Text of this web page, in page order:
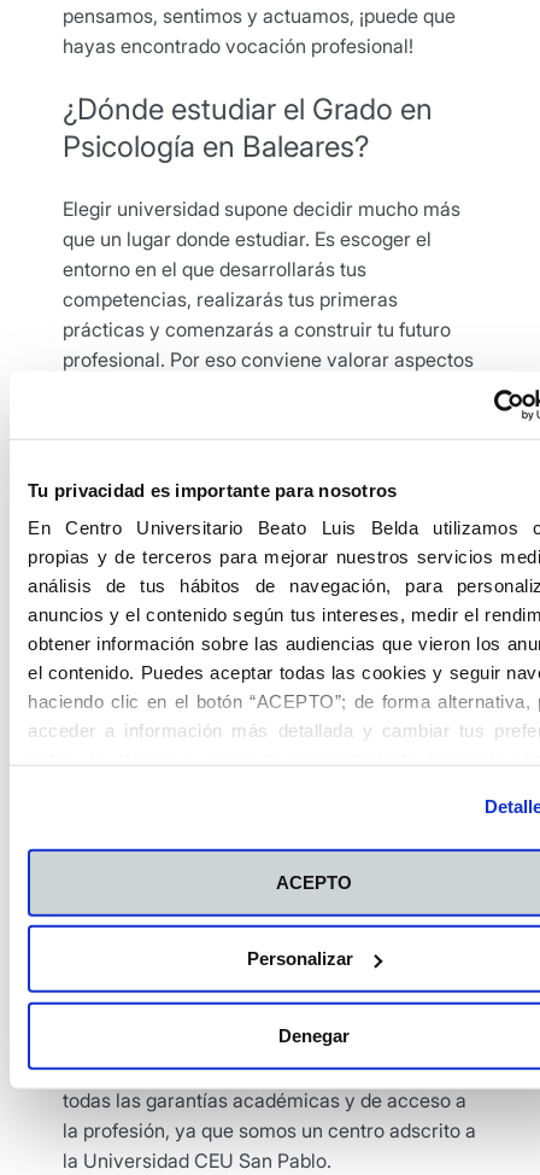
Tu privacidad es importante para nosotros
En Centro Universitario Beato Luis Belda utilizamos
propias y de terceros para mejorar nuestros servicios
análisis de tus hábitos de navegación, para
anuncios y el contenido según tus intereses, medir el
obtener información sobre las audiencias que vieron los
el contenido. Puedes aceptar todas las cookies y seguir
haciendo clic en el botón “ACEPTO”; de forma alternativa,
acceder a información más detallada y cambiar tus
ACEPTO
Personalizar
Denegar
pensamos, sentimos y actuamos, ¡puede que
hayas encontrado vocación profesional!
¿Dónde estudiar el Grado en
Psicología en Baleares?
Elegir universidad supone decidir mucho más
que un lugar donde estudiar. Es escoger el
entorno en el que desarrollarás tus
competencias, realizarás tus primeras
prácticas y comenzarás a construir tu futuro
profesional. Por eso conviene valorar aspectos
especialización.
Conocer qué tipo de materias o itinerarios
puedes cursar, si existen grupos de
investigación en los que integrarte o acuerdos
con hospitales donde realizar tu formación
práctica son, sin duda, elementos que te
ayudarán en tu proceso de selección.
Centro Universitario Beato Luis Belda
puedes estudiar elGrado en Psicologíacon
todas las garantías académicas y de acceso a
la profesión, ya que somos un centro adscrito a
la Universidad CEU San Pablo.